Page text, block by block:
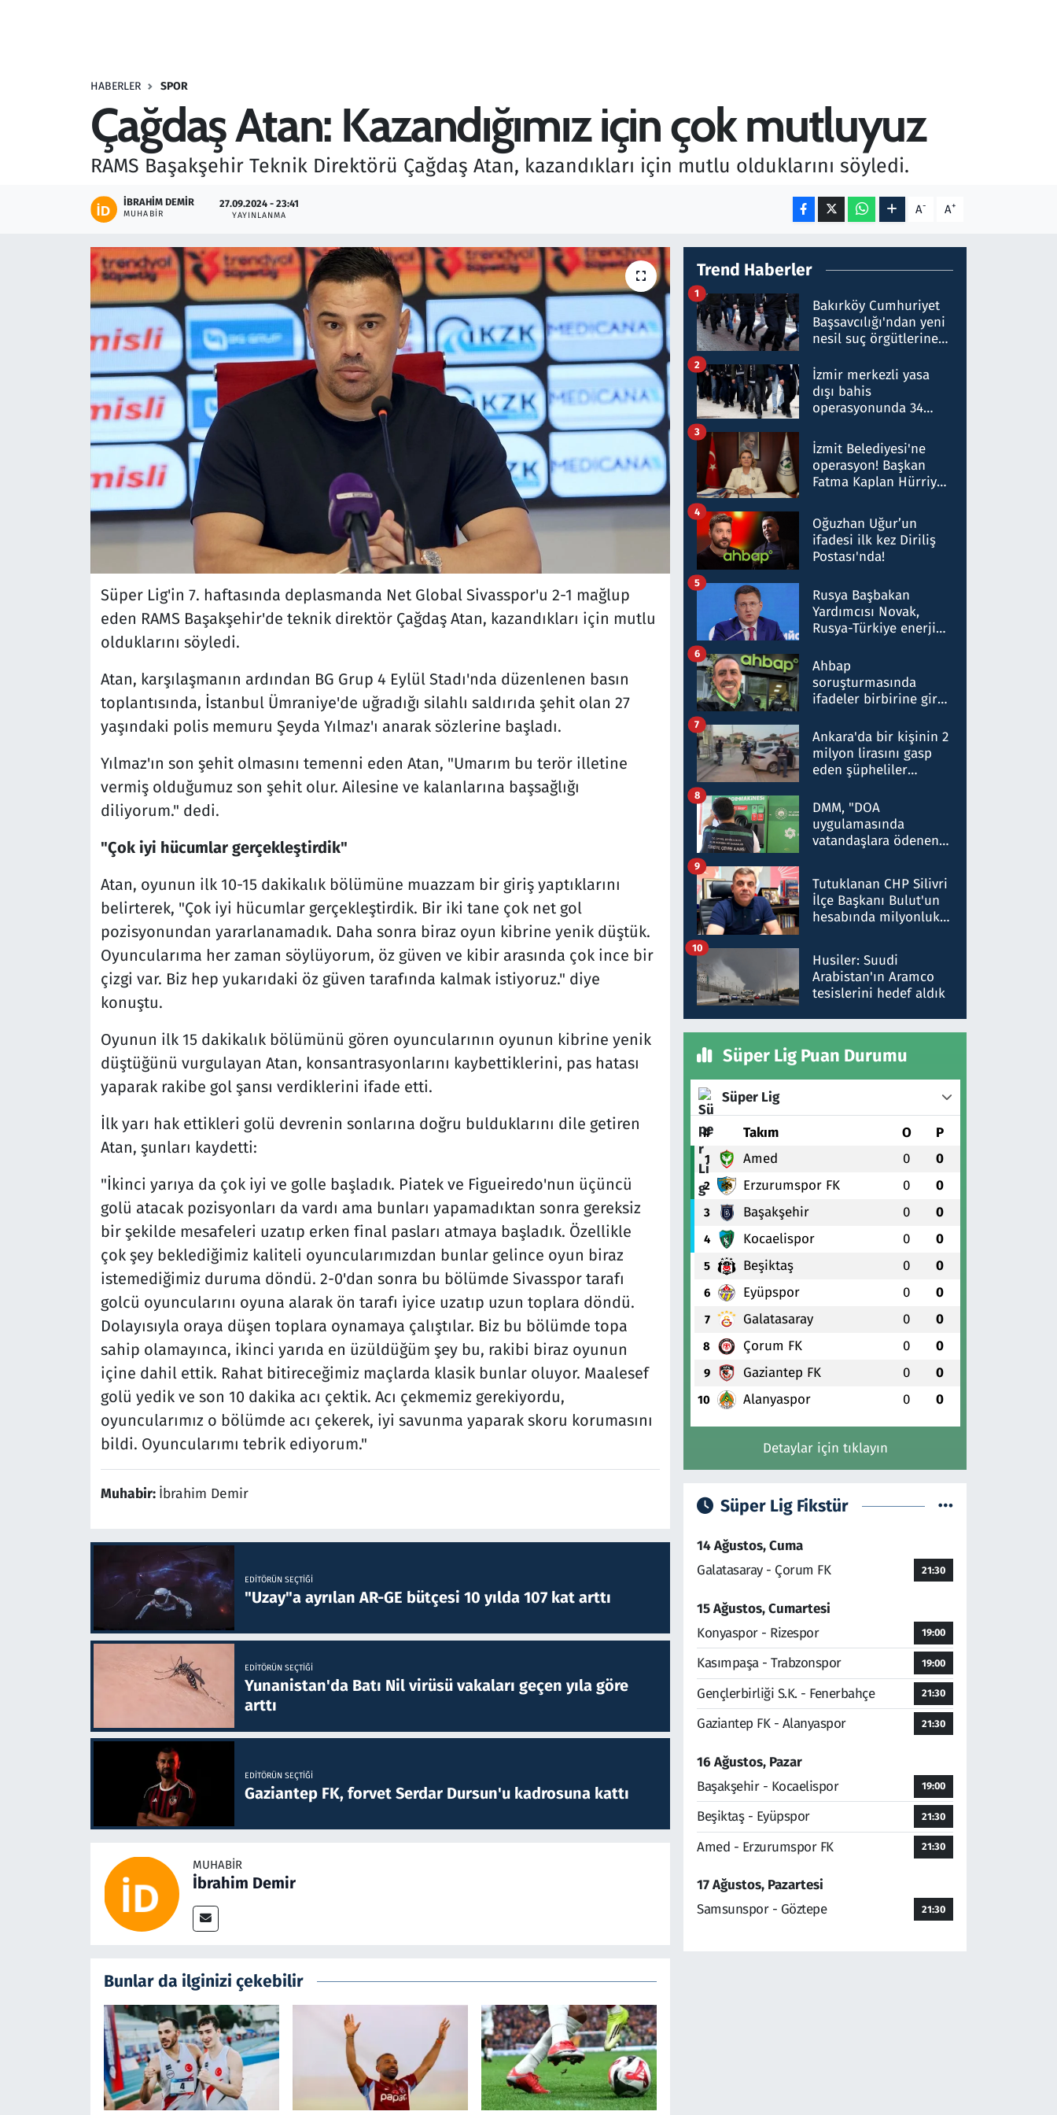
HABERLER SPOR
Çağdaş Atan: Kazandığımız için çok mutluyuz
RAMS Başakşehir Teknik Direktörü Çağdaş Atan, kazandıkları için mutlu olduklarını söyledi.
İBRAHIM DEMIR
MUHABIR
27.09.2024 - 23:41
YAYINLANMA A- A+
Süper Lig'in 7. haftasında deplasmanda Net Global Sivasspor'u 2-1 mağlup
eden RAMS Başakşehir'de teknik direktör Çağdaş Atan, kazandıkları için mutlu
olduklarını söyledi.
Atan, karşılaşmanın ardından BG Grup 4 Eylül Stadı'nda düzenlenen basın
toplantısında, İstanbul Ümraniye'de uğradığı silahlı saldırıda şehit olan 27
yaşındaki polis memuru Şeyda Yılmaz'ı anarak sözlerine başladı.
Yılmaz'ın son şehit olmasını temenni eden Atan, "Umarım bu terör illetine
vermiş olduğumuz son şehit olur. Ailesine ve kalanlarına başsağlığı
diliyorum." dedi.
"Çok iyi hücumlar gerçekleştirdik"
Atan, oyunun ilk 10-15 dakikalık bölümüne muazzam bir giriş yaptıklarını
belirterek, "Çok iyi hücumlar gerçekleştirdik. Bir iki tane çok net gol
pozisyonundan yararlanamadık. Daha sonra biraz oyun kibrine yenik düştük.
Oyuncularıma her zaman söylüyorum, öz güven ve kibir arasında çok ince bir
çizgi var. Biz hep yukarıdaki öz güven tarafında kalmak istiyoruz." diye
konuştu.
Oyunun ilk 15 dakikalık bölümünü gören oyuncularının oyunun kibrine yenik
düştüğünü vurgulayan Atan, konsantrasyonlarını kaybettiklerini, pas hatası
yaparak rakibe gol şansı verdiklerini ifade etti.
İlk yarı hak ettikleri golü devrenin sonlarına doğru bulduklarını dile getiren
Atan, şunları kaydetti:
"İkinci yarıya da çok iyi ve golle başladık. Piatek ve Figueiredo'nun üçüncü
golü atacak pozisyonları da vardı ama bunları yapamadıktan sonra gereksiz
bir şekilde mesafeleri uzatıp erken final pasları atmaya başladık. Özellikle
çok şey beklediğimiz kaliteli oyuncularımızdan bunlar gelince oyun biraz
istemediğimiz duruma döndü. 2-0'dan sonra bu bölümde Sivasspor tarafı
golcü oyuncularını oyuna alarak ön tarafı iyice uzatıp uzun toplara döndü.
Dolayısıyla oraya düşen toplara oynamaya çalıştılar. Biz bu bölümde topa
sahip olamayınca, ikinci yarıda en üzüldüğüm şey bu, rakibi biraz oyunun
içine dahil ettik. Rahat bitireceğimiz maçlarda klasik bunlar oluyor. Maalesef
golü yedik ve son 10 dakika acı çektik. Acı çekmemiz gerekiyordu,
oyuncularımız o bölümde acı çekerek, iyi savunma yaparak skoru korumasını
bildi. Oyuncularımı tebrik ediyorum."
Muhabir: İbrahim Demir
EDITÖRÜN SEÇTIĞI
"Uzay"a ayrılan AR-GE bütçesi 10 yılda 107 kat arttı
EDITÖRÜN SEÇTIĞI
Yunanistan'da Batı Nil virüsü vakaları geçen yıla göre
arttı
EDITÖRÜN SEÇTIĞI
Gaziantep FK, forvet Serdar Dursun'u kadrosuna kattı
MUHABIR
İbrahim Demir
Bunlar da ilginizi çekebilir
Trend Haberler
Bakırköy Cumhuriyet
Başsavcılığı'ndan yeni
nesil suç örgütlerine
hakkında gözaltı kararı
1
İzmir merkezli yasa
dışı bahis
operasyonunda 34
Milyar liralık para
trafiği tespit edildi
2
İzmit Belediyesi'ne
operasyon! Başkan
Fatma Kaplan Hürriyet
3
Oğuzhan Uğur’un
ifadesi ilk kez Diriliş
Postası'nda!
4
Rusya Başbakan
Yardımcısı Novak,
Rusya-Türkiye enerji
nitelikte olduğunu
belirtti
5
Ahbap
soruşturmasında
ifadeler birbirine girdi:
ifadelerinden ortaya
çıkan tablo şok etti
6
Ankara'da bir kişinin 2
milyon lirasını gasp
eden şüpheliler
7
DMM, "DOA
uygulamasında
vatandaşlara ödenen
düşürüldüğü" iddiasını
yalanladı
8
Tutuklanan CHP Silivri
İlçe Başkanı Bulut'un
hesabında milyonluk
talimat verdi, ben
gönderdim
9
Husiler: Suudi
Arabistan'ın Aramco
tesislerini hedef aldık
10
Süper Lig Puan Durumu
Süper Lig
# Takım O P
1 Amed 0 0
2 Erzurumspor FK 0 0
3 Başakşehir 0 0
4 Kocaelispor 0 0
5 Beşiktaş 0 0
6 Eyüpspor 0 0
7 Galatasaray 0 0
8 Çorum FK 0 0
9 Gaziantep FK 0 0
10 Alanyaspor 0 0
Detaylar için tıklayın
Süper Lig Fikstür
14 Ağustos, Cuma
Galatasaray - Çorum FK
21:30
15 Ağustos, Cumartesi
Konyaspor - Rizespor
19:00
Kasımpaşa - Trabzonspor 19:00
Gençlerbirliği S.K. - Fenerbahçe 21:30
Gaziantep FK - Alanyaspor 21:30
16 Ağustos, Pazar
Başakşehir - Kocaelispor
19:00
Beşiktaş - Eyüpspor 21:30
Amed - Erzurumspor FK 21:30
17 Ağustos, Pazartesi
Samsunspor - Göztepe
21:30
Savunma Sanayi
Seçim 2023
Teknoloji ve Bilim